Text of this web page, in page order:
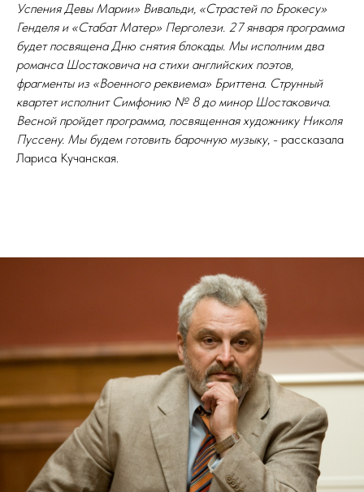
Успения Девы Марии» Вивальди, «Страстей по Брокесу»
Генделя и «Стабат Матер» Перголези. 27 января программа
будет посвящена Дню снятия блокады. Мы исполним два
романса Шостаковича на стихи английских поэтов,
фрагменты из «Военного реквиема» Бриттена. Струнный
квартет исполнит Симфонию № 8 до минор Шостаковича.
Весной пройдет программа, посвященная художнику Николя
Пуссену. Мы будем готовить барочную музыку, - рассказала
Лариса Кучанская.